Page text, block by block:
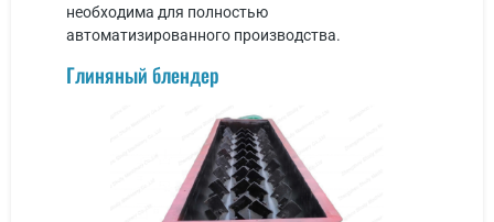
необходима для полностью
автоматизированного производства.
Глиняный блендер